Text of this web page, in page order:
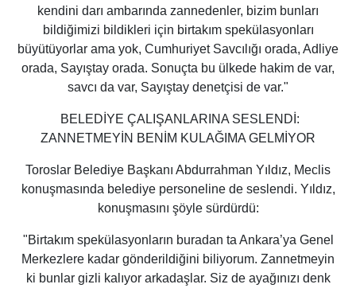
kendini darı ambarında zannedenler, bizim bunları
bildiğimizi bildikleri için birtakım spekülasyonları
büyütüyorlar ama yok, Cumhuriyet Savcılığı orada, Adliye
orada, Sayıştay orada. Sonuçta bu ülkede hakim de var,
savcı da var, Sayıştay denetçisi de var."
BELEDİYE ÇALIŞANLARINA SESLENDİ:
ZANNETMEYİN BENİM KULAĞIMA GELMİYOR
Toroslar Belediye Başkanı Abdurrahman Yıldız, Meclis
konuşmasında belediye personeline de seslendi. Yıldız,
konuşmasını şöyle sürdürdü:
"Birtakım spekülasyonların buradan ta Ankara’ya Genel
Merkezlere kadar gönderildiğini biliyorum. Zannetmeyin
ki bunlar gizli kalıyor arkadaşlar. Siz de ayağınızı denk